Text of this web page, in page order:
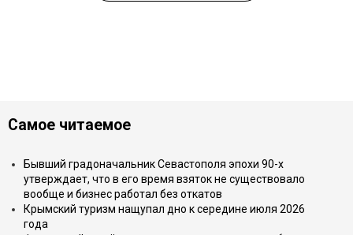
Самое читаемое
Бывший градоначальник Севастополя эпохи 90-х
утверждает, что в его время взяток не существовало
вообще и бизнес работал без откатов
Крымский туризм нащупал дно к середине июля 2026
года